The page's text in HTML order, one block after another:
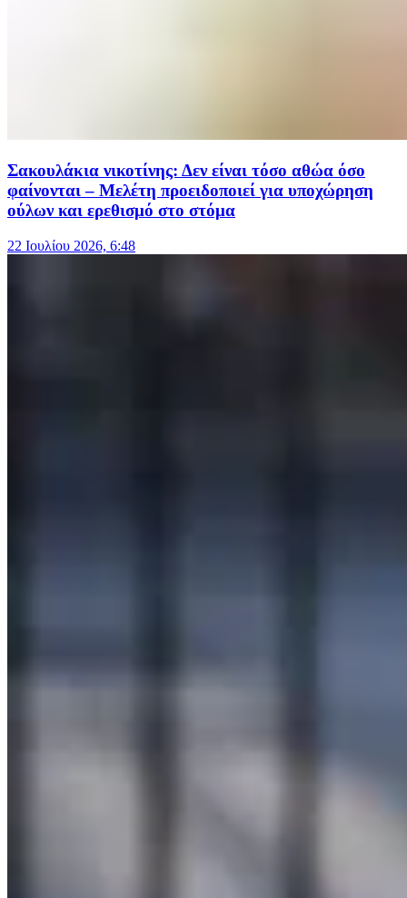
Σακουλάκια νικοτίνης: Δεν είναι τόσο αθώα όσο
φαίνονται – Μελέτη προειδοποιεί για υποχώρηση
ούλων και ερεθισμό στο στόμα
22 Ιουλίου 2026, 6:48